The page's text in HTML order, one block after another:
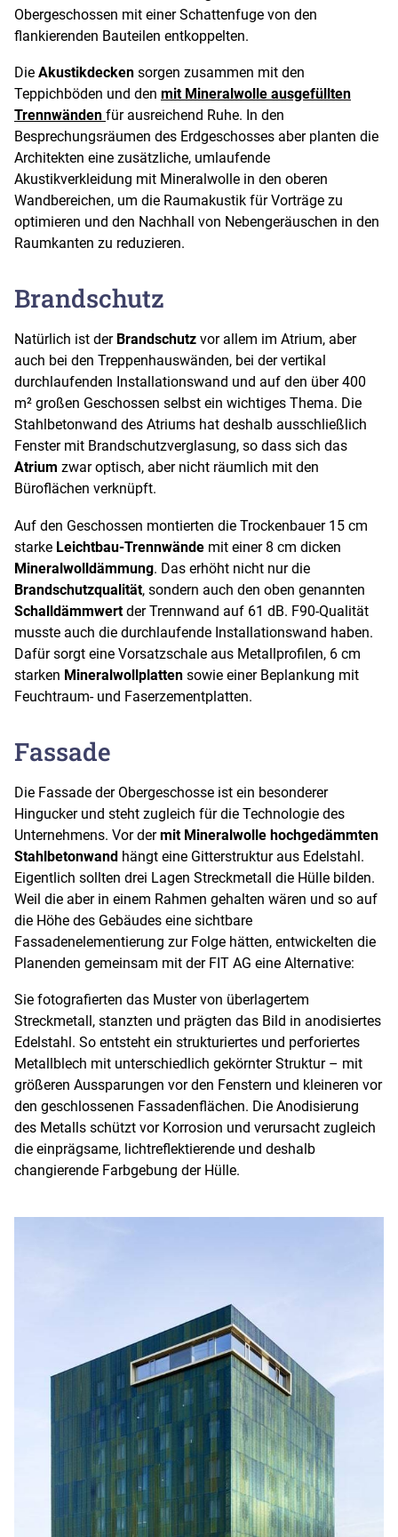
Obergeschossen mit einer Schattenfuge von den
flankierenden Bauteilen entkoppelten.
Die Akustikdecken sorgen zusammen mit den
Teppichböden und den mit Mineralwolle ausgefüllten
Trennwänden für ausreichend Ruhe. In den
Besprechungsräumen des Erdgeschosses aber planten die
Architekten eine zusätzliche, umlaufende
Akustikverkleidung mit Mineralwolle in den oberen
Wandbereichen, um die Raumakustik für Vorträge zu
optimieren und den Nachhall von Nebengeräuschen in den
Raumkanten zu reduzieren.
Brandschutz
Natürlich ist der Brandschutz vor allem im Atrium, aber
auch bei den Treppenhauswänden, bei der vertikal
durchlaufenden Installationswand und auf den über 400
m² großen Geschossen selbst ein wichtiges Thema. Die
Stahlbetonwand des Atriums hat deshalb ausschließlich
Fenster mit Brandschutzverglasung, so dass sich das
Atrium zwar optisch, aber nicht räumlich mit den
Büroflächen verknüpft.
Auf den Geschossen montierten die Trockenbauer 15 cm
starke Leichtbau-Trennwände mit einer 8 cm dicken
Mineralwolldämmung. Das erhöht nicht nur die
Brandschutzqualität, sondern auch den oben genannten
Schalldämmwertder Trennwand auf 61 dB. F90-Qualität
musste auch die durchlaufende Installationswand haben.
Dafür sorgt eine Vorsatzschale aus Metallprofilen, 6 cm
starken Mineralwollplatten sowie einer Beplankung mit
Feuchtraum- und Faserzementplatten.
Fassade
Die Fassade der Obergeschosse ist ein besonderer
Hingucker und steht zugleich für die Technologie des
Unternehmens. Vor dermit Mineralwolle hochgedämmten
Stahlbetonwand hängt eine Gitterstruktur aus Edelstahl.
Eigentlich sollten drei Lagen Streckmetall die Hülle bilden.
Weil die aber in einem Rahmen gehalten wären und so auf
die Höhe des Gebäudes eine sichtbare
Fassadenelementierung zur Folge hätten, entwickelten die
Planenden gemeinsam mit der FIT AG eine Alternative:
Sie fotografierten das Muster von überlagertem
Streckmetall, stanzten und prägten das Bild in anodisiertes
Edelstahl. So entsteht ein strukturiertes und perforiertes
Metallblech mit unterschiedlich gekörnter Struktur – mit
größeren Aussparungen vor den Fenstern und kleineren vor
den geschlossenen Fassadenflächen. Die Anodisierung
des Metalls schützt vor Korrosion und verursacht zugleich
die einprägsame, lichtreflektierende und deshalb
changierende Farbgebung der Hülle.